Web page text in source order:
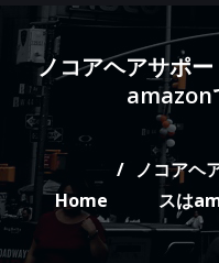
ノコアヘアサポ
amazon
Home
ノコアヘ
スは